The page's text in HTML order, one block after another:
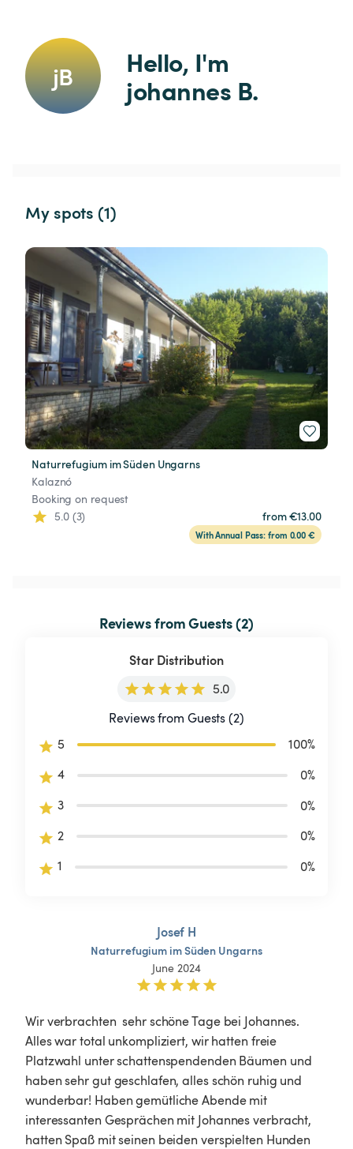
jB
Hello, I'm
johannes B.
My spots (1)
Naturrefugium im Süden Ungarns
Kalaznó
Booking on request
5.0 (3)
from €13.00
With Annual Pass: from 0.00 €
Reviews from Guests (2)
Star Distribution
5.0
Reviews from Guests (2)
5
100%
4
0%
3
0%
2
0%
1
0%
Josef H
NaturrefugiumimSüden Ungarns
June 2024
Wir verbrachten  sehr schöne Tage bei Johannes.
Alles war total unkompliziert, wir hatten freie
Platzwahl unter schattenspendenden Bäumen und
haben sehr gut geschlafen, alles schön ruhig und
wunderbar! Haben gemütliche Abende mit
interessanten Gesprächen mit Johannes verbracht,
hatten Spaß mit seinen beiden verspielten Hunden